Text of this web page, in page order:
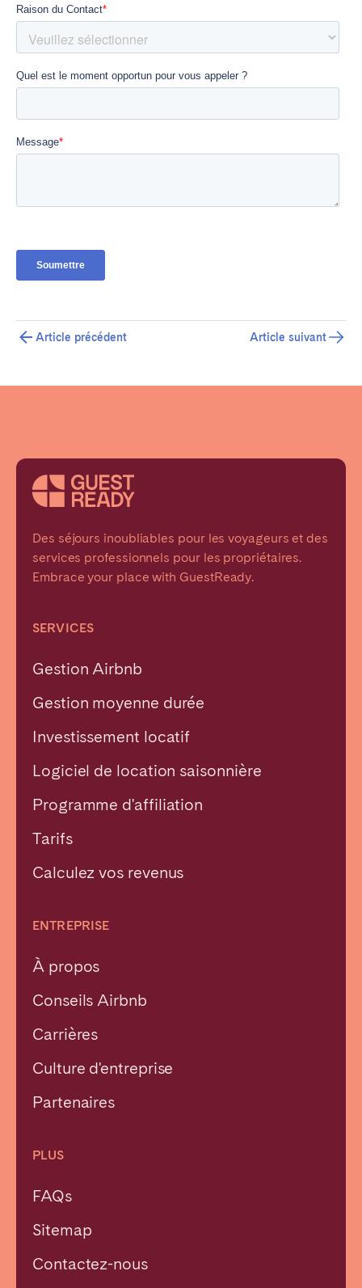
Article précédent Article suivant
Des séjours inoubliables pour les voyageurs et des
services professionnels pour les propriétaires.
Embrace your place with GuestReady.
SERVICES
Gestion Airbnb
Gestion moyenne durée
Investissement locatif
Logiciel de location saisonnière
Programme d'affiliation
Tarifs
Calculez vos revenus
ENTREPRISE
À propos
Conseils Airbnb
Carrières
Culture d'entreprise
Partenaires
PLUS
FAQs
Sitemap
Contactez-nous